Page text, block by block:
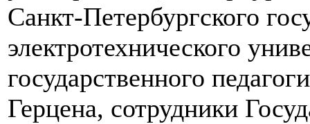
Санкт-Петербургского
электротехнического
государственного
Герцена, сотрудники